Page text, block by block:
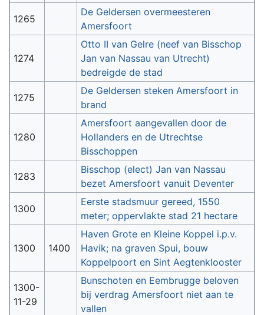
1265
De Geldersen overmeesteren
Amersfoort
1274
Otto II van Gelre (neef van Bisschop
Jan van Nassau van Utrecht)
bedreigde de stad
1275
De Geldersen steken Amersfoort in
brand
1280
Amersfoort aangevallen door de
Hollanders en de Utrechtse
Bisschoppen
1283
Bisschop (elect) Jan van Nassau
bezet Amersfoort vanuit Deventer
1300
Eerste stadsmuur gereed, 1550
meter; oppervlakte stad 21 hectare
1300 1400
Haven Grote en Kleine Koppel i.p.v.
Havik; na graven Spui, bouw
Koppelpoort en Sint Aegtenklooster
1300-
11-29
Bunschoten en Eembrugge beloven
bij verdrag Amersfoort niet aan te
vallen